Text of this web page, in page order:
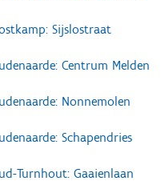
Sijslostraat
Centrum Melden
Nonnemolen
Schapendries
Turnhout: Gaaienlaan